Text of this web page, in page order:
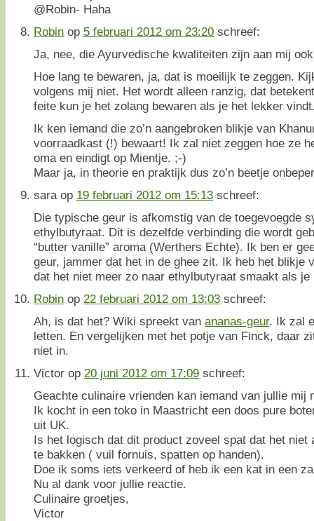
@Robin- Haha
Robin op 5 februari 2012 om 23:20 schreef:
Ja, nee, die Ayurvedische kwaliteiten zijn aan mij
Hoe lang te bewaren, ja, dat is moeilijk te zeggen.
volgens mij niet. Het wordt alleen ranzig, dat
feite kun je het zolang bewaren als je het lekker
Ik ken iemand die zo’n aangebroken blikje van
voorraadkast (!) bewaart! Ik zal niet zeggen hoe ze
oma en eindigt op Mientje. ;-)
Maar ja, in theorie en praktijk dus zo’n beetje
sara op 19 februari 2012 om 15:13 schreef:
Die typische geur is afkomstig van de toegevoegde
ethylbutyraat. Dit is dezelfde verbinding die wordt
“butter vanille” aroma (Werthers Echte). Ik ben er
geur, jammer dat het in de ghee zit. Ik heb het blikje
dat het niet meer zo naar ethylbutyraat smaakt als je
Robin op 22 februari 2012 om 13:03 schreef:
Ah, is dat het? Wiki spreekt van ananas-geur. Ik zal
letten. En vergelijken met het potje van Finck, daar
niet in.
Victor op 20 juni 2012 om 17:09 schreef:
Geachte culinaire vrienden kan iemand van jullie mij
Ik kocht in een toko in Maastricht een doos pure
uit UK.
Is het logisch dat dit product zoveel spat dat het niet
te bakken ( vuil fornuis, spatten op handen).
Doe ik soms iets verkeerd of heb ik een kat in een
Nu al dank voor jullie reactie.
Culinaire groetjes,
Victor